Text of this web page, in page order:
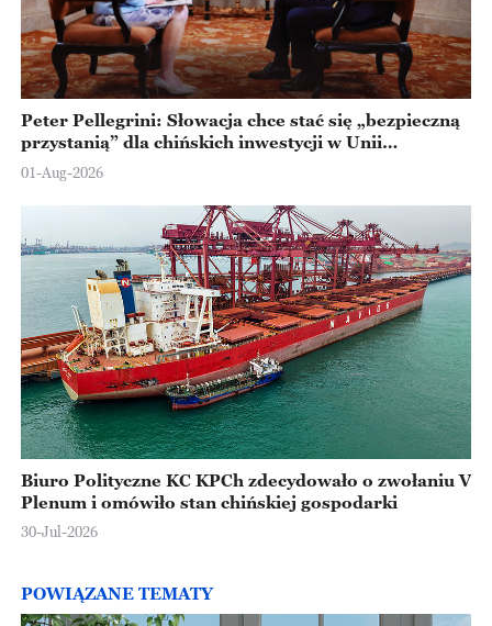
Peter Pellegrini: Słowacja chce stać się „bezpieczną
przystanią” dla chińskich inwestycji w Unii
Europejskiej
01-Aug-2026
Biuro Polityczne KC KPCh zdecydowało o zwołaniu V
Plenum i omówiło stan chińskiej gospodarki
30-Jul-2026
POWIĄZANE TEMATY